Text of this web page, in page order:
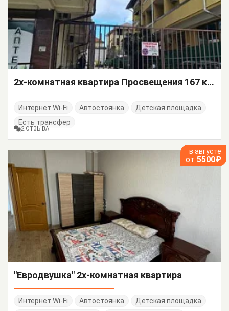
2х-комнатная квартира Просвещения 167 кв 90
Интернет Wi-Fi Автостоянка
Детская площадка
Есть трансфер
2 ОТЗЫВА
в августе
от 5500₽
"Евродвушка" 2х-комнатная квартира
Интернет Wi-Fi Автостоянка
Детская площадка